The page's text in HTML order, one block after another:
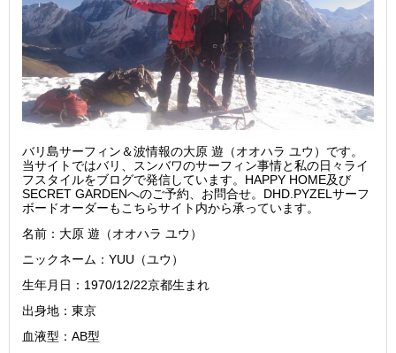
バリ島サーフィン＆波情報の大原 遊（オオハラ ユウ）です。
当サイトではバリ、スンバワのサーフィン事情と私の日々ライ
フスタイルをブログで発信しています。HAPPY HOME及び
SECRET GARDENへのご予約、お問合せ。DHD.PYZELサーフ
ボードオーダーもこちらサイト内から承っています。
名前：大原 遊（オオハラ ユウ）
ニックネーム：YUU（ユウ）
生年月日：1970/12/22京都生まれ
出身地：東京
血液型：AB型